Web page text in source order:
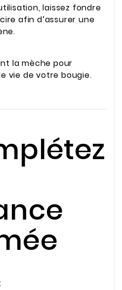
laissez fondre
afin d’assurer une
la mèche pour
vie de votre bougie.